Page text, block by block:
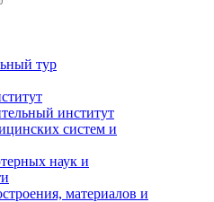
тур
институт
систем и
наук и
материалов и